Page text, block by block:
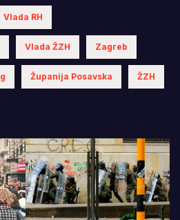
Vlada RH
Vlada ŽZH Zagreb
Županija Posavska ŽZH